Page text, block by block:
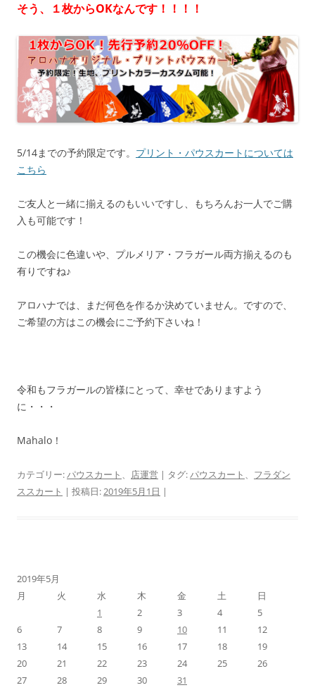
そう、１枚からOKなんです！！！！
5/14までの予約限定です。 プリント・パウスカートについては
こちら
ご友人と一緒に揃えるのもいいですし、もちろんお一人でご購
入も可能です！
この機会に色違いや、プルメリア・フラガール両方揃えるのも
有りですね♪
アロハナでは、まだ何色を作るか決めていません。ですので、
ご希望の方はこの機会にご予約下さいね！
令和もフラガールの皆様にとって、幸せでありますよう
に・・・
Mahalo！
カテゴリー:パウスカート 、 店運営 | タグ:パウスカート 、 フラダン
ススカート | 投稿日:2019年5月1日 |
2019年5月
月
火 水 木 金 土
日
1
2 3 4
5
6
7 8 9 10 11
12
13
14 15 16 17 18
19
20
21 22 23 24 25
26
27
28 29 30
31